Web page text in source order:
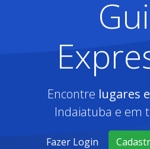
Encontre lugares
Indaiatuba e em
Fazer Login